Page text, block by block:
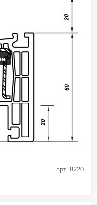
арт. 8220